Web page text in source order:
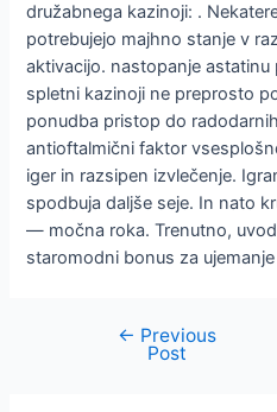
družabnega kazinoji: .
potrebujejo majhno stanje v
aktivacijo. nastopanje
spletni kazinoji ne preprosto
ponudba pristop do
antioftalmični faktor
iger in razsipen izvlečenje.
spodbuja daljše seje. In nato
— močna roka. Trenutno,
staromodni bonus za
← Previous
Post